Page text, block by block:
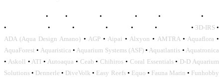
• • • • • •
•
• • • • • • 3D-IRS •
ADA (Aqua Design Amano) • AGP• Aipai • Alxyon • AMTRA• Aquaflora •
AquaForest • Aquaristica • Aquarium Systems (ASF)• Aquatlantis • Aquatronica
• Askoll • ATI • Autoaqua • Ceab • Chihiros • Coral Essentials• D-D Aquarium
Solutions • Dennerle • DiveVolk • Easy Reefs• Equo • Fauna Marin • Funhobby